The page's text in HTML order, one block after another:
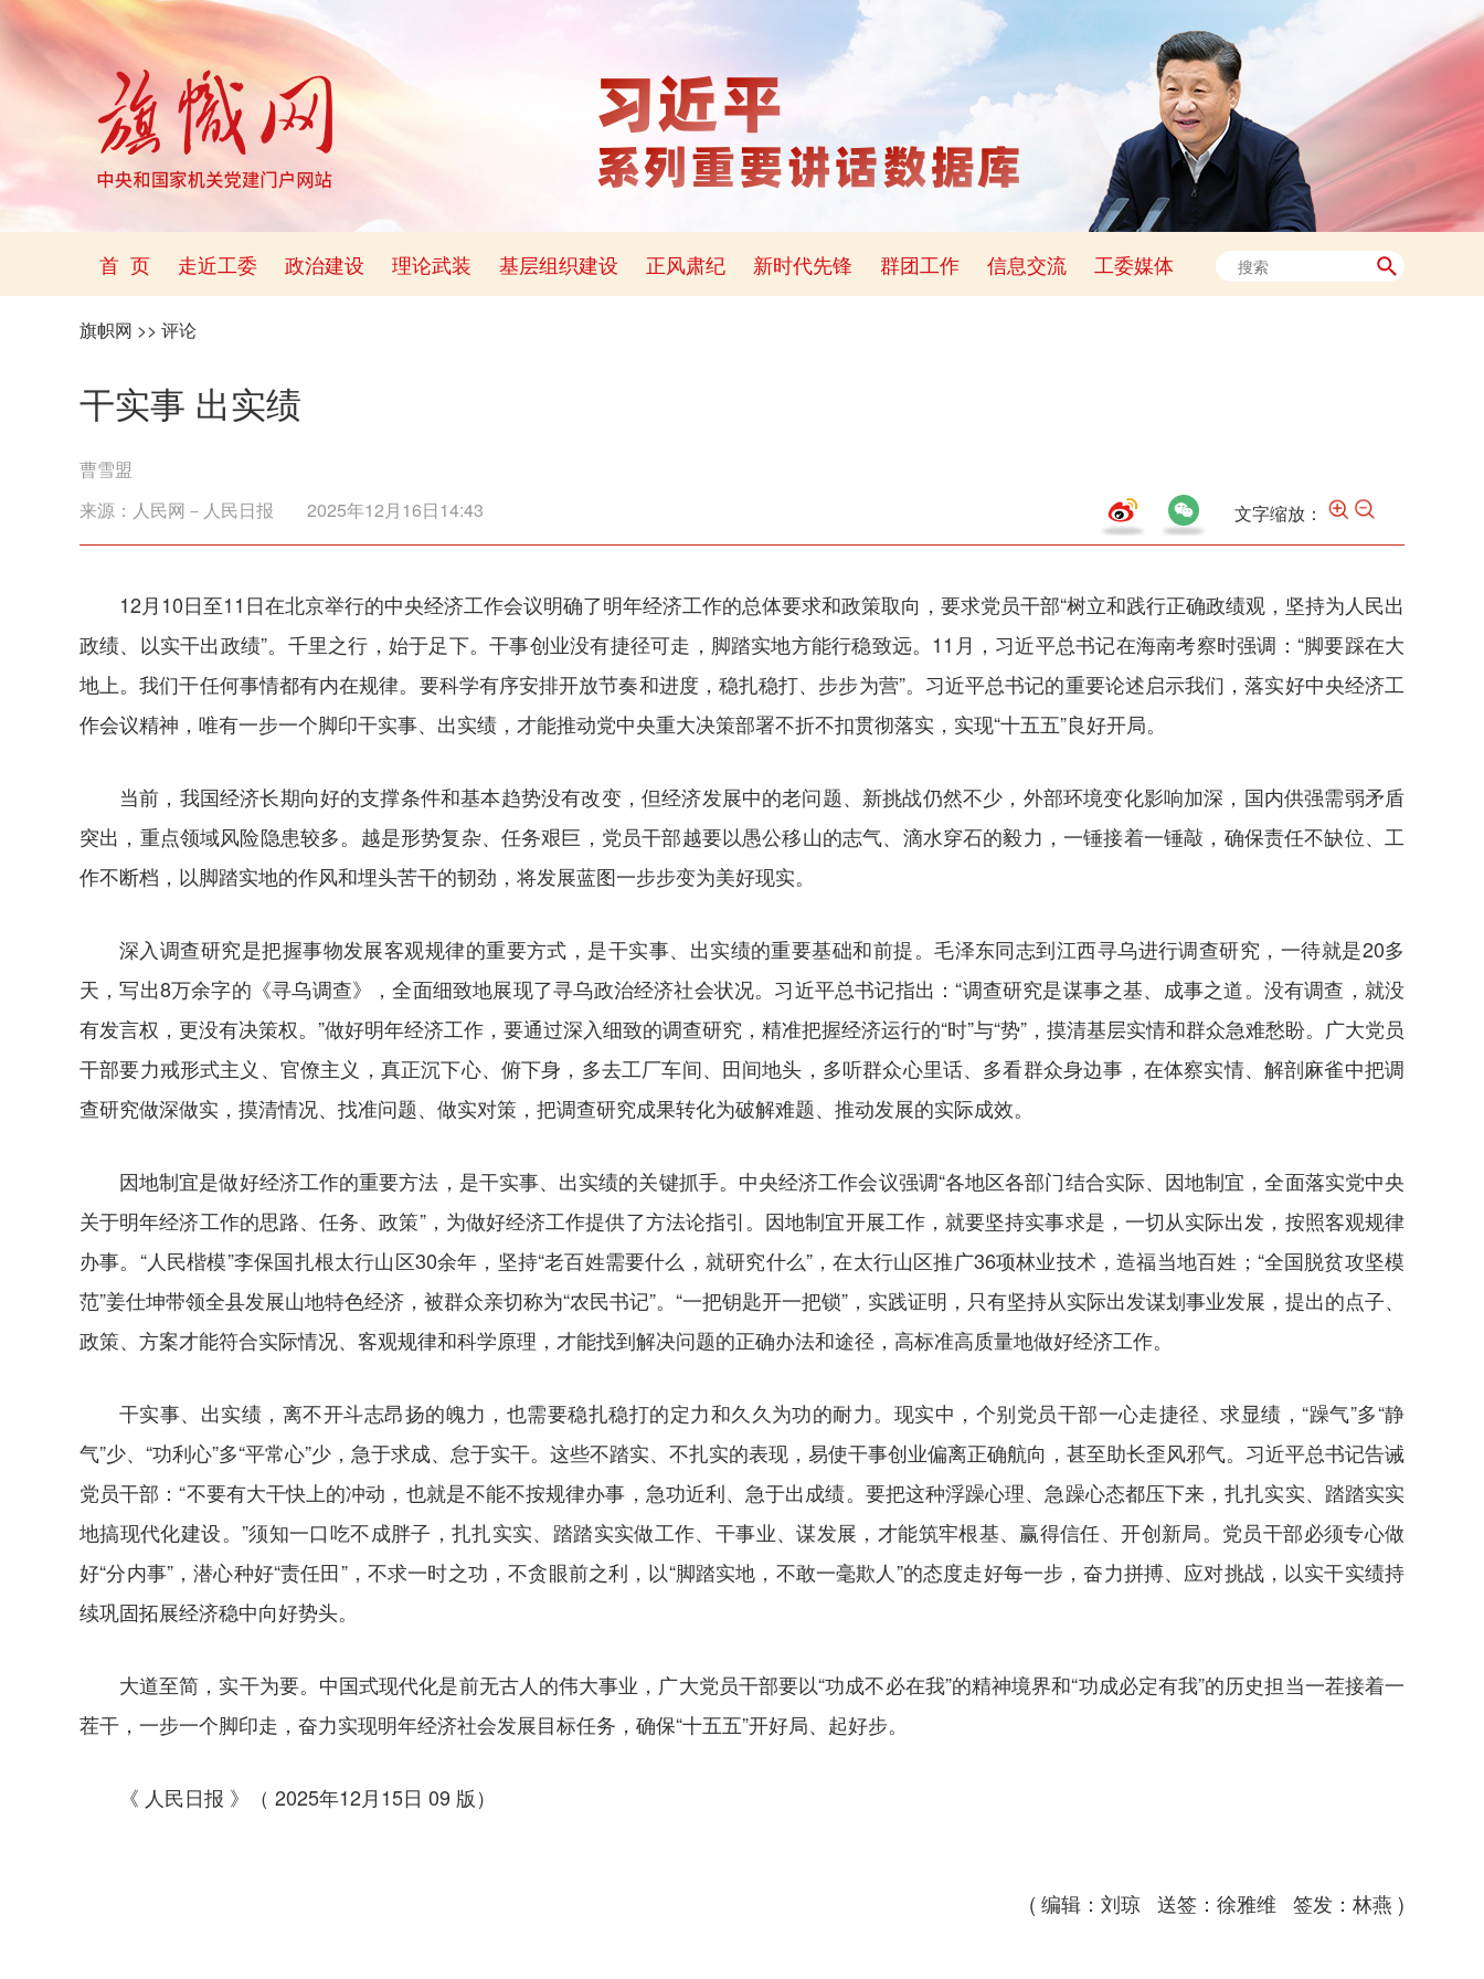
首 页 走近工委 政治建设 理论武装 基层组织建设 正风肃纪 新时代先锋 群团工作 信息交流 工委媒体
旗帜网 >> 评论
干实事 出实绩
曹雪盟
来源： 人民网－人民日报 2025年12月16日14:43 文字缩放：
12月10日至11日在北京举行的中央经济工作会议明确了明年经济工作的总体要求和政策取向，要求党员干部“树立和践行正确政绩观，坚持为人民出
政绩、以实干出政绩”。千里之行，始于足下。干事创业没有捷径可走，脚踏实地方能行稳致远。11月，习近平总书记在海南考察时强调：“脚要踩在大
地上。我们干任何事情都有内在规律。要科学有序安排开放节奏和进度，稳扎稳打、步步为营”。习近平总书记的重要论述启示我们，落实好中央经济工
作会议精神，唯有一步一个脚印干实事、出实绩，才能推动党中央重大决策部署不折不扣贯彻落实，实现“十五五”良好开局。
当前，我国经济长期向好的支撑条件和基本趋势没有改变，但经济发展中的老问题、新挑战仍然不少，外部环境变化影响加深，国内供强需弱矛盾
突出，重点领域风险隐患较多。越是形势复杂、任务艰巨，党员干部越要以愚公移山的志气、滴水穿石的毅力，一锤接着一锤敲，确保责任不缺位、工
作不断档，以脚踏实地的作风和埋头苦干的韧劲，将发展蓝图一步步变为美好现实。
深入调查研究是把握事物发展客观规律的重要方式，是干实事、出实绩的重要基础和前提。毛泽东同志到江西寻乌进行调查研究，一待就是20多
天，写出8万余字的《寻乌调查》，全面细致地展现了寻乌政治经济社会状况。习近平总书记指出：“调查研究是谋事之基、成事之道。没有调查，就没
有发言权，更没有决策权。”做好明年经济工作，要通过深入细致的调查研究，精准把握经济运行的“时”与“势”，摸清基层实情和群众急难愁盼。广大党员
干部要力戒形式主义、官僚主义，真正沉下心、俯下身，多去工厂车间、田间地头，多听群众心里话、多看群众身边事，在体察实情、解剖麻雀中把调
查研究做深做实，摸清情况、找准问题、做实对策，把调查研究成果转化为破解难题、推动发展的实际成效。
因地制宜是做好经济工作的重要方法，是干实事、出实绩的关键抓手。中央经济工作会议强调“各地区各部门结合实际、因地制宜，全面落实党中央
关于明年经济工作的思路、任务、政策”，为做好经济工作提供了方法论指引。因地制宜开展工作，就要坚持实事求是，一切从实际出发，按照客观规律
办事。“人民楷模”李保国扎根太行山区30余年，坚持“老百姓需要什么，就研究什么”，在太行山区推广36项林业技术，造福当地百姓；“全国脱贫攻坚模
范”姜仕坤带领全县发展山地特色经济，被群众亲切称为“农民书记”。“一把钥匙开一把锁”，实践证明，只有坚持从实际出发谋划事业发展，提出的点子、
政策、方案才能符合实际情况、客观规律和科学原理，才能找到解决问题的正确办法和途径，高标准高质量地做好经济工作。
干实事、出实绩，离不开斗志昂扬的魄力，也需要稳扎稳打的定力和久久为功的耐力。现实中，个别党员干部一心走捷径、求显绩，“躁气”多“静
气”少、“功利心”多“平常心”少，急于求成、怠于实干。这些不踏实、不扎实的表现，易使干事创业偏离正确航向，甚至助长歪风邪气。习近平总书记告诫
党员干部：“不要有大干快上的冲动，也就是不能不按规律办事，急功近利、急于出成绩。要把这种浮躁心理、急躁心态都压下来，扎扎实实、踏踏实实
地搞现代化建设。”须知一口吃不成胖子，扎扎实实、踏踏实实做工作、干事业、谋发展，才能筑牢根基、赢得信任、开创新局。党员干部必须专心做
好“分内事”，潜心种好“责任田”，不求一时之功，不贪眼前之利，以“脚踏实地，不敢一毫欺人”的态度走好每一步，奋力拼搏、应对挑战，以实干实绩持
续巩固拓展经济稳中向好势头。
大道至简，实干为要。中国式现代化是前无古人的伟大事业，广大党员干部要以“功成不必在我”的精神境界和“功成必定有我”的历史担当一茬接着一
茬干，一步一个脚印走，奋力实现明年经济社会发展目标任务，确保“十五五”开好局、起好步。
《 人民日报 》（ 2025年12月15日 09 版）
( 编辑：刘琼 送签：徐雅维 签发：林燕 )